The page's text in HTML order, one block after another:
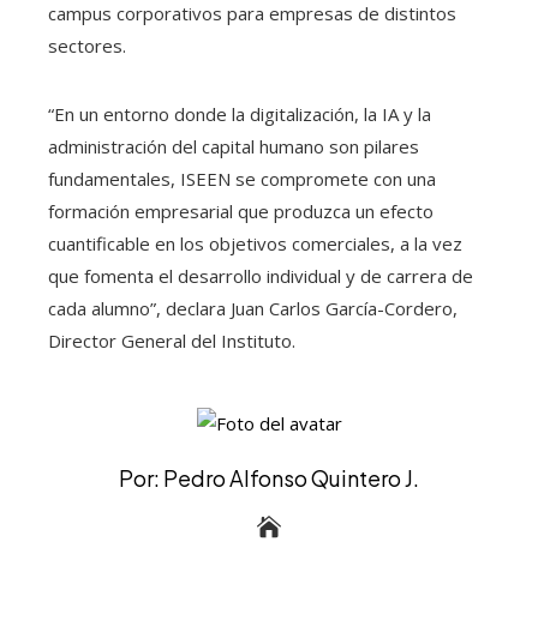
campus corporativos para empresas de distintos
sectores.
“En un entorno donde la digitalización, la IA y la
administración del capital humano son pilares
fundamentales, ISEEN se compromete con una
formación empresarial que produzca un efecto
cuantificable en los objetivos comerciales, a la vez
que fomenta el desarrollo individual y de carrera de
cada alumno”, declara Juan Carlos García-Cordero,
Director General del Instituto.
Por: Pedro Alfonso Quintero J.